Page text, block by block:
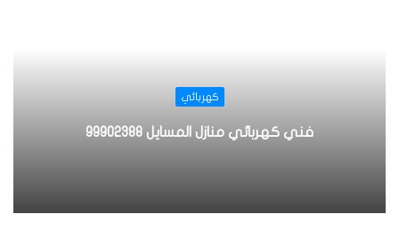
ل
و
ي
كهربائي
فني كهربائي منازل المسايل 99902388